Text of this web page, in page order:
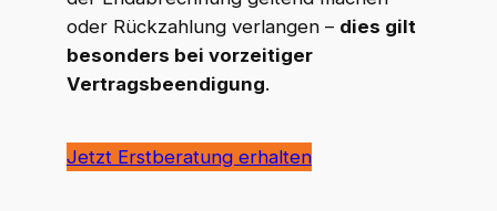
oder Rückzahlung verlangen – dies gilt
besonders bei vorzeitiger
Vertragsbeendigung.
Jetzt Erstberatung erhalten